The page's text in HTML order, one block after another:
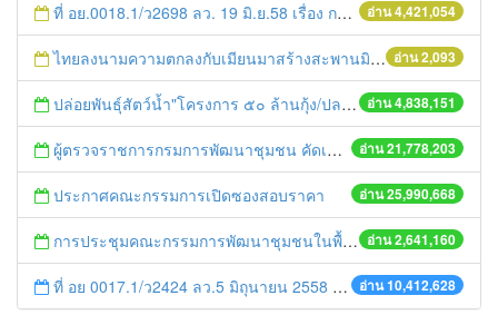
อ่าน 4,421,054
ที่ อย.0018.1/ว2698 ลว. 19 มิ.ย.58 เรื่อง การแก้ไขปัญหาหนี้สินให้แก่เกษตรกร
อ่าน 2,093
ไทยลงนามความตกลงกับเมียนมาสร้างสะพานมิตรภาพไทย-เมียนมา แห่งที่ 2
อ่าน 4,838,151
ปล่อยพันธุ์สัตว์น้ำ"โครงการ ๕๐ ล้านกุ้ง/ปลา ฟื้นชีวิตใหม่ให้เจ้าพระยา
อ่าน 21,778,203
ผู้ตรวจราชการกรมการพัฒนาชุมชน คัดเลือกข้าราชการและลูกจ้างดีเด่น และหน่วยงานพัฒนาชุมชนใสสะอาด ประจำปี ๒๕๕๔
อ่าน 25,990,668
ประกาศคณะกรรมการเปิดซองสอบราคา
อ่าน 2,641,160
การประชุมคณะกรรมการพัฒนาชุมชนในพื้นที่รอบโรงไฟฟ้า (คพรฟ.) ครั้งที่ 2/2558 กองทุนพัฒนาไฟฟ้าบริษัท โรจนะเพาเวอร์ จำกัด
อ่าน 10,412,628
ที่ อย 0017.1/ว2424 ลว.5 มิถุนายน 2558 เรื่อง แจ้งกำหนดตรวจประเมินและให้คะแนนหน่วยงานที่สมัครเข้าร่วมโครงการพัฒนาหน่วยงานต้นแบบในการจัดตั้งศูนย์ข้อมูลข่าวสารของราชการฯ ประจำปีงบประมาณ พ.ศ. 2558